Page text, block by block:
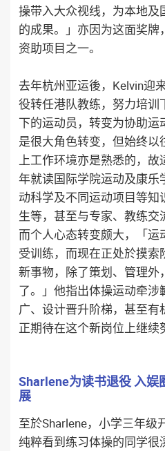
操带入大众视线，为本地及
的成果。」亦因为这面奖
资助项目之一。
去年杭州亚运後，Kelvin迎
役转任港队教练，努力培
下的运动员，转变为协助运
是很大角色转变，但始终
上工作环境亦是熟悉的，故
年就读国际学院运动及康
动科学及不同运动项目等
生等，甚至与专家、教练交
而个人心态转变颇大，「
受训练，而现在正处於摸
新事物，除了策划、管理外
了。」他指出体操运动牵
广、设计晋升阶梯，甚至有
正期待在这个新岗位上继续
Sharlene为读书退役 入娱
展
至於Sharlene，小学三年级
纯粹看到练习体操的同学很